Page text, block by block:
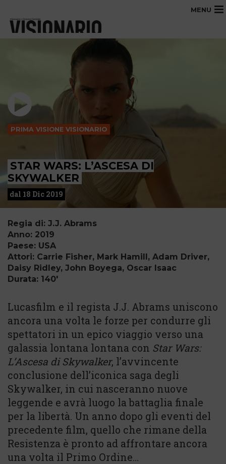
MENU
PRIMA VISIONE VISIONARIO
STAR WARS: L’ASCESA DI
SKYWALKER
dal 18 Dic 2019
Regia di: J.J. Abrams
Anno: 2019
Paese: USA
Attori: Carrie Fisher, Mark Hamill, Adam Driver,
Daisy Ridley, John Boyega, Oscar Isaac
Durata: 140'
Lucasfilm e il regista J.J. Abrams uniscono
ancora una volta le forze per condurre gli
spettatori in un epico viaggio verso una
galassia lontana lontana con Star Wars:
L’Ascesa di Skywalker, l’avvincente
conclusione dell’iconica saga degli
Skywalker, in cui nasceranno nuove
leggende e avrà luogo la battaglia finale
per la libertà. Un anno dopo gli eventi del
precedente film, quello che rimane della
Resistenza è pronto ad affrontare ancora
una volta il Primo Ordine…